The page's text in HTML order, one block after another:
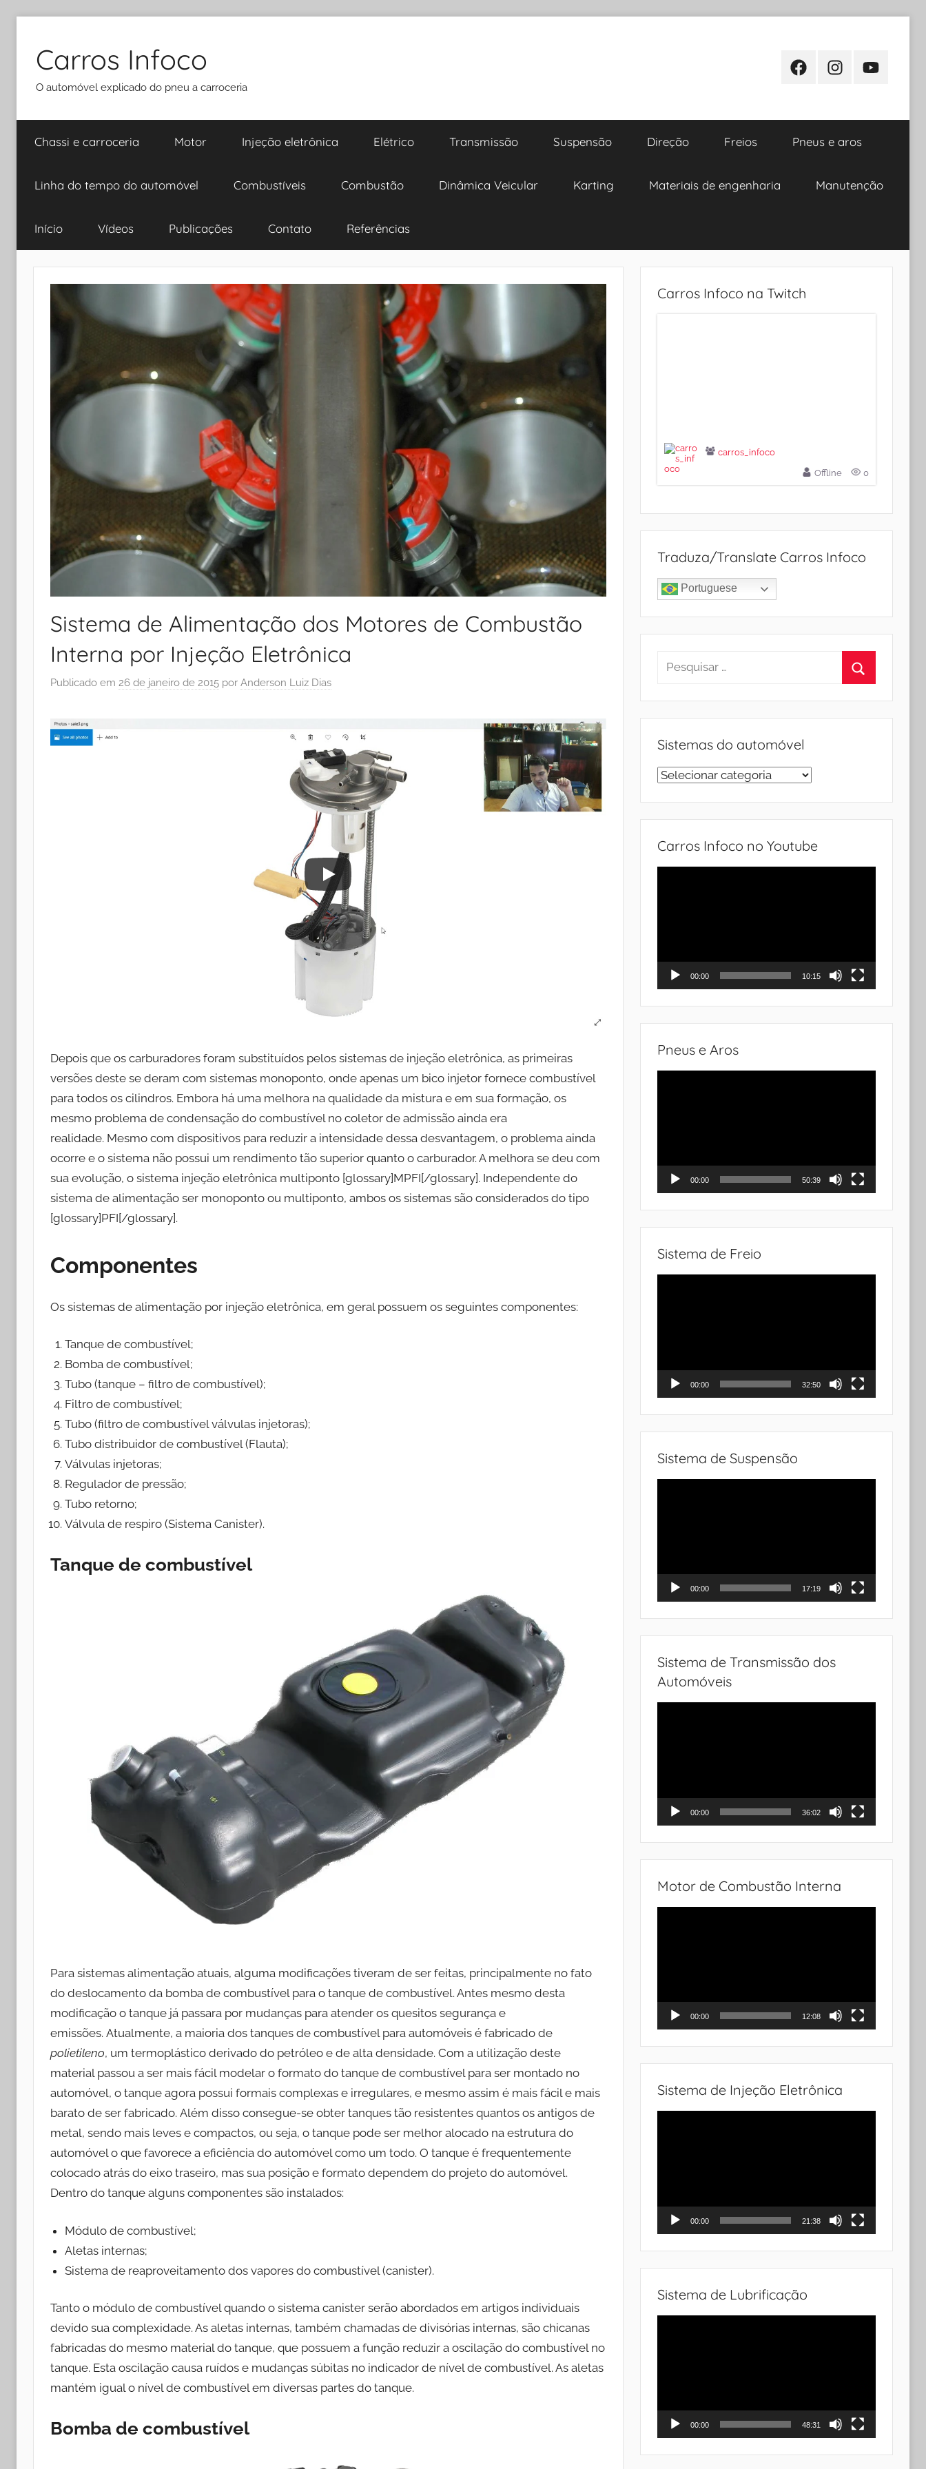
conteúdo
Carros Infoco
O automóvel explicado do pneu a carroceria
FacebookInstagramYoutube
Chassi e carroceria Motor Injeção eletrônica Elétrico Transmissão Suspensão Direção Freios Pneus e aros
Linha do tempo do automóvel Combustíveis Combustão Dinâmica Veicular Karting Materiais de engenharia Manutenção
Início Vídeos Publicações Contato Referências
Sistema de Alimentação dos Motores de Combustão
Interna por Injeção Eletrônica
Publicado em 26 de janeiro de 2015 por Anderson Luiz Dias
Depois que os carburadores foram substituídos pelos sistemas de injeção eletrônica, as primeiras
versões deste se deram com sistemas monoponto, onde apenas um bico injetor fornece combustível
para todos os cilindros. Embora há uma melhora na qualidade da mistura e em sua formação, os
mesmo problema de condensação do combustível no coletor de admissão ainda era
realidade. Mesmo com dispositivos para reduzir a intensidade dessa desvantagem, o problema ainda
ocorre e o sistema não possui um rendimento tão superior quanto o carburador. A melhora se deu com
sua evolução, o sistema injeção eletrônica multiponto [glossary]MPFI[/glossary]. Independente do
sistema de alimentação ser monoponto ou multiponto, ambos os sistemas são considerados do tipo
[glossary]PFI[/glossary].
Componentes
Os sistemas de alimentação por injeção eletrônica, em geral possuem os seguintes componentes:
Tanque de combustível;
Bomba de combustível;
Tubo (tanque – filtro de combustível);
Filtro de combustível;
Tubo (filtro de combustível válvulas injetoras);
Tubo distribuidor de combustível (Flauta);
Válvulas injetoras;
Regulador de pressão;
Tubo retorno;
Válvula de respiro (Sistema Canister).
Tanque de combustível
Para sistemas alimentação atuais, alguma modificações tiveram de ser feitas, principalmente no fato
do deslocamento da bomba de combustível para o tanque de combustível. Antes mesmo desta
modificação o tanque já passara por mudanças para atender os quesitos segurança e
emissões. Atualmente, a maioria dos tanques de combustível para automóveis é fabricado de
polietileno, um termoplástico derivado do petróleo e de alta densidade. Com a utilização deste
material passou a ser mais fácil modelar o formato do tanque de combustível para ser montado no
automóvel, o tanque agora possui formais complexas e irregulares, e mesmo assim é mais fácil e mais
barato de ser fabricado. Além disso consegue-se obter tanques tão resistentes quantos os antigos de
metal, sendo mais leves e compactos, ou seja, o tanque pode ser melhor alocado na estrutura do
automóvel o que favorece a eficiência do automóvel como um todo. O tanque é frequentemente
colocado atrás do eixo traseiro, mas sua posição e formato dependem do projeto do automóvel.
Dentro do tanque alguns componentes são instalados:
Módulo de combustível;
Aletas internas;
Sistema de reaproveitamento dos vapores do combustível (canister).
Tanto o módulo de combustível quando o sistema canister serão abordados em artigos individuais
devido sua complexidade. As aletas internas, também chamadas de divisórias internas, são chicanas
fabricadas do mesmo material do tanque, que possuem a função reduzir a oscilação do combustível no
tanque. Esta oscilação causa ruídos e mudanças súbitas no indicador de nível de combustível. As aletas
mantém igual o nível de combustível em diversas partes do tanque.
Bomba de combustível
Carros Infoco na Twitch
carros_infoco
Offline
0
Traduza/Translate Carros Infoco
Portuguese
Pesquisar
Sistemas do automóvel
Sistemas
Carros Infoco no Youtube
00:00 10:15
Pneus e Aros
00:00 50:39
Sistema de Freio
00:00 32:50
Sistema de Suspensão
00:00 17:19
Sistema de Transmissão dos
Automóveis
00:00 36:02
Motor de Combustão Interna
00:00 12:08
Sistema de Injeção Eletrônica
00:00 21:38
Sistema de Lubrificação
00:00 48:31